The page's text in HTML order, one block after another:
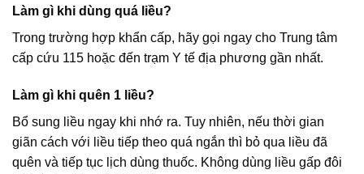
Làm gì khi dùng quá liều?
Trong trường hợp khẩn cấp, hãy gọi ngay cho Trung tâm
cấp cứu 115 hoặc đến trạm Y tế địa phương gần nhất.
Làm gì khi quên 1 liều?
Bổ sung liều ngay khi nhớ ra. Tuy nhiên, nếu thời gian
giãn cách với liều tiếp theo quá ngắn thì bỏ qua liều đã
quên và tiếp tục lịch dùng thuốc. Không dùng liều gấp đôi